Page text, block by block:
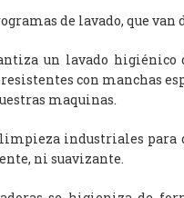
de lavado, que
un lavado
con manchas
maquinas.
industriales para
ni suavizante.